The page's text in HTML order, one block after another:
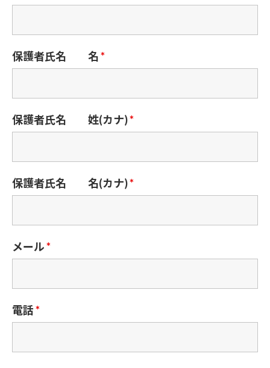
保護者氏名 名*
保護者氏名 姓(カナ)*
保護者氏名 名(カナ)*
メール*
電話*